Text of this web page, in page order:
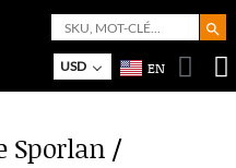
Search
for:
Search
USD EN
Sporlan /